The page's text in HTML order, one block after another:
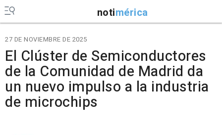
notimérica
27 DE NOVIEMBRE DE 2025
El Clúster de Semiconductores
de la Comunidad de Madrid da
un nuevo impulso a la industria
de microchips